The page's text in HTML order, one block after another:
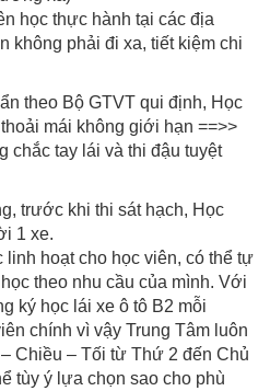
học thực hành tại các địa
không phải đi xa, tiết kiệm chi
theo Bộ GTVT qui định, Học
mái không giới hạn ==>>
chắc tay lái và thi đậu tuyệt
trước khi thi sát hạch, Học
1 xe.
linh hoạt cho học viên, có thể tự
theo nhu cầu của mình. Với
ký học lái xe ô tô B2 mỗi
chính vì vậy Trung Tâm luôn
Chiều – Tối từ Thứ 2 đến Chủ
tùy ý lựa chọn sao cho phù